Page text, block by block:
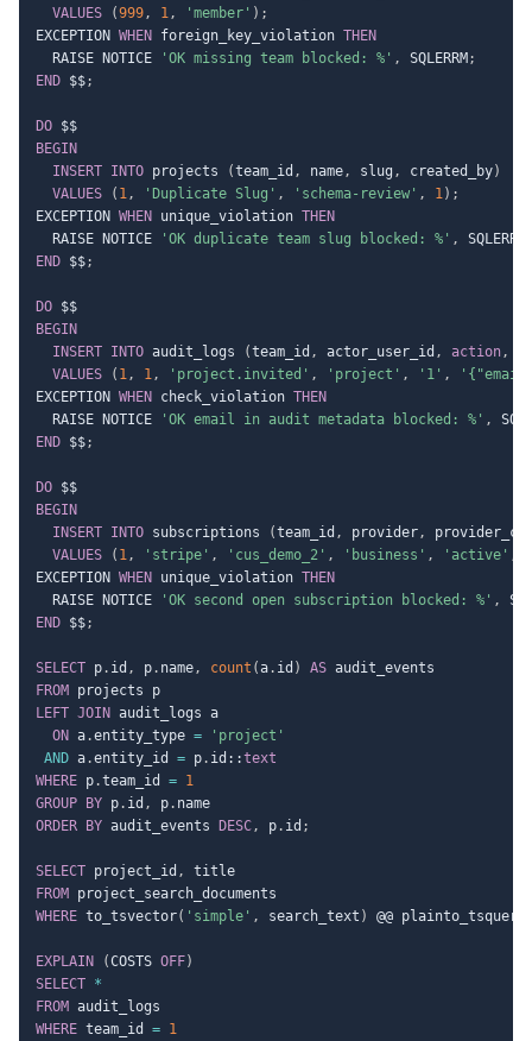
VALUES
(999, 1, 'member' ) ;
EXCEPTION WHEN foreign_key_violation THEN
  RAISE NOTICE
'OK missing team blocked: %' , SQLERRM ;
END $$;
DO
BEGIN
INSERT INTO projects (team_id , name, slug , created_by)
VALUES
( 1, 'Duplicate Slug' , 'schema-review' , 1) ;
EXCEPTION WHEN unique_violation THEN
  RAISE NOTICE
'OK duplicate team slug blocked: %' , SQLERRM
END $$;
DO
BEGIN
INSERT INTO audit_logs (team_id , actor_user_id , action,
VALUES
( 1, 1, 'project.invited' , 'project' , '1' ,
EXCEPTION WHEN check_violation THEN
  RAISE NOTICE
'OK email in audit metadata blocked: %' ,
END $$;
DO
BEGIN
INSERT INTO subscriptions (team_id , provider,
VALUES
( 1, 'stripe' , 'cus_demo_2' , 'business' , 'active' ,
EXCEPTION WHEN unique_violation THEN
  RAISE NOTICE
'OK second open subscription blocked: %' ,
END $$;
SELECT p. id , p. name, count (a. id ) AS
FROM
LEFT JOIN audit_logs a
ON a.entity_type =
'project'
AND a.entity_id = p. id::text
WHERE p.team_id = 1
GROUP
BY p. id , p.
ORDER
BY audit_events DESC, p. id ;
SELECT project_id ,
FROM
WHERE to_tsvector( 'simple' , search_text ) @@ plainto_tsquery
EXPLAIN (COSTS OFF)
SELECT *
FROM
WHERE team_id = 1